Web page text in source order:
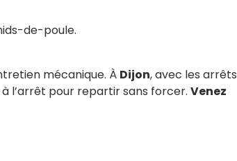
de-poule.
mécanique. À Dijon, avec les arrêts
l’arrêt pour repartir sans forcer. Venez